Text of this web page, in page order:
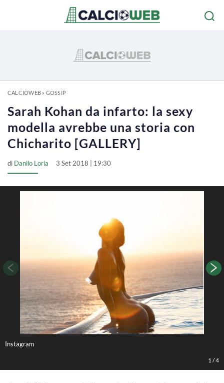
CALCIOWEB» GOSSIP
Sarah Kohan da infarto: la sexy
modella avrebbe una storia con
Chicharito [GALLERY]
di Danilo Loria 3 Set 2018 | 19:30
Instagram
1 /4